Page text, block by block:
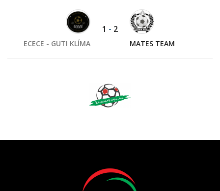
ECECE - GUTI KLÍMA
1 - 2
MATES TEAM